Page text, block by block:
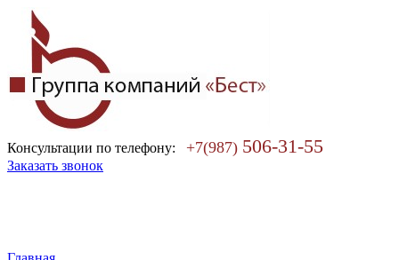
Консультации по телефону: +7(987) 506-31-55
Заказать звонок